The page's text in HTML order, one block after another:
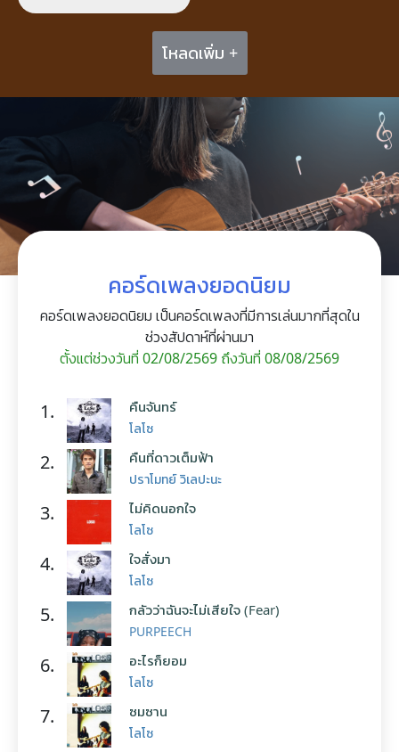
โหลดเพิ่ม +
คอร์ดเพลงยอดนิยม
คอร์ดเพลงยอดนิยม เป็นคอร์ดเพลงที่มีการเล่นมากที่สุดใน
ช่วงสัปดาห์ที่ผ่านมา
ตั้งแต่ช่วงวันที่ 02/08/2569 ถึงวันที่ 08/08/2569
1. คืนจันทร์
โลโซ
2. คืนที่ดาวเต็มฟ้า
ปราโมทย์ วิเลปะนะ
3. ไม่คิดนอกใจ
โลโซ
4. ใจสั่งมา
โลโซ
5. กลัวว่าฉันจะไม่เสียใจ (Fear)
PURPEECH
6. อะไรก็ยอม
โลโซ
7. ซมซาน
โลโซ